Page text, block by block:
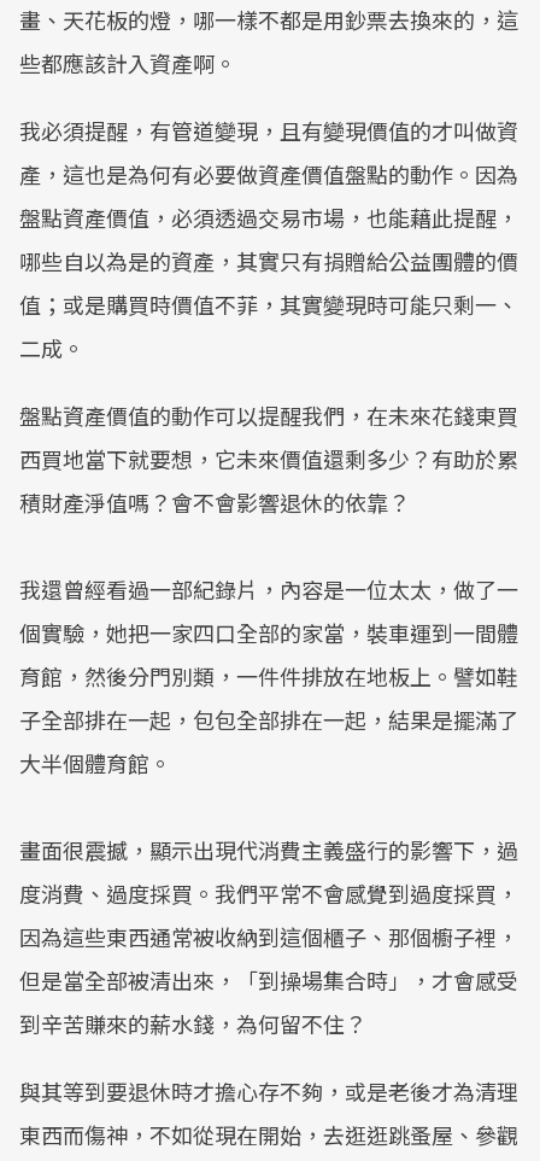
畫、天花板的燈，哪一樣不都是用鈔票去換來的，這
些都應該計入資產啊。
我必須提醒，有管道變現，且有變現價值的才叫做資
產，這也是為何有必要做資產價值盤點的動作。因為
盤點資產價值，必須透過交易市場，也能藉此提醒，
哪些自以為是的資產，其實只有捐贈給公益團體的價
值；或是購買時價值不菲，其實變現時可能只剩一、
二成。
盤點資產價值的動作可以提醒我們，在未來花錢東買
西買地當下就要想，它未來價值還剩多少？有助於累
積財產淨值嗎？會不會影響退休的依靠？
我還曾經看過一部紀錄片，內容是一位太太，做了一
個實驗，她把一家四口全部的家當，裝車運到一間體
育館，然後分門別類，一件件排放在地板上。譬如鞋
子全部排在一起，包包全部排在一起，結果是擺滿了
大半個體育館。
畫面很震撼，顯示出現代消費主義盛行的影響下，過
度消費、過度採買。我們平常不會感覺到過度採買，
因為這些東西通常被收納到這個櫃子、那個櫥子裡，
但是當全部被清出來，「到操場集合時」，才會感受
到辛苦賺來的薪水錢，為何留不住？
與其等到要退休時才擔心存不夠，或是老後才為清理
東西而傷神，不如從現在開始，去逛逛跳蚤屋、參觀